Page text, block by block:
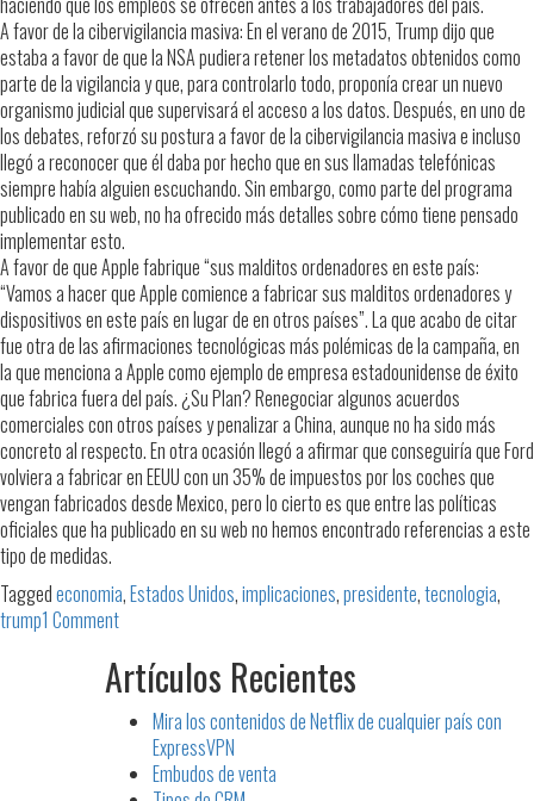
A favor de la cibervigilancia masiva: En el verano de 2015, Trump dijo que
estaba a favor de que la NSA pudiera retener los metadatos obtenidos como
parte de la vigilancia y que, para controlarlo todo, proponía crear un nuevo
organismo judicial que supervisará el acceso a los datos. Después, en uno de
los debates, reforzó su postura a favor de la cibervigilancia masiva e incluso
llegó a reconocer que él daba por hecho que en sus llamadas telefónicas
siempre había alguien escuchando. Sin embargo, como parte del programa
publicado en su web, no ha ofrecido más detalles sobre cómo tiene pensado
implementar esto.
A favor de que Apple fabrique “sus malditos ordenadores en este país:
“Vamos a hacer que Apple comience a fabricar sus malditos ordenadores y
dispositivos en este país en lugar de en otros países”. La que acabo de citar
fue otra de las afirmaciones tecnológicas más polémicas de la campaña, en
la que menciona a Apple como ejemplo de empresa estadounidense de éxito
que fabrica fuera del país. ¿Su Plan? Renegociar algunos acuerdos
comerciales con otros países y penalizar a China, aunque no ha sido más
concreto al respecto. En otra ocasión llegó a afirmar que conseguiría que Ford
volviera a fabricar en EEUU con un 35% de impuestos por los coches que
vengan fabricados desde Mexico, pero lo cierto es que entre las políticas
oficiales que ha publicado en su web no hemos encontrado referencias a este
tipo de medidas.
Taggedeconomia,Estados Unidos,implicaciones,presidente,tecnologia,
trump1 Commenton
significa
para
tecnología
que
Artículos Recientes
Mira los contenidos de Netflix de cualquier país con
ExpressVPN
Embudos de venta